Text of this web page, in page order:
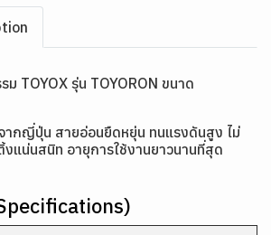
TOYOX รุ่น TOYORON ขนาด
ากญี่ปุ่น สายอ่อนยืดหยุ่น ทนแรงดันสูง ไม่
แน่นสนิท อายุการใช้งานยาวนานที่สุด